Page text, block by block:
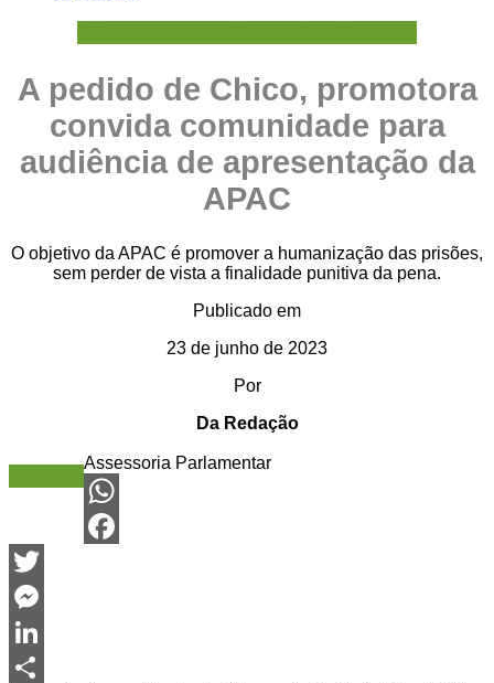
A pedido de Chico, promotora
convida comunidade para
audiência de apresentação da
APAC
O objetivo da APAC é promover a humanização das prisões,
sem perder de vista a finalidade punitiva da pena.
Publicado em
23 de junho de 2023
Por
Da Redação
Assessoria Parlamentar
WhatsApp
Facebook
Twitter
Messenger
LinkedIn